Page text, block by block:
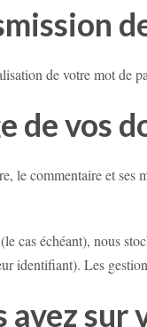
de votre mot de
de vos
le commentaire et ses
cas échéant), nous
identifiant). Les
sur